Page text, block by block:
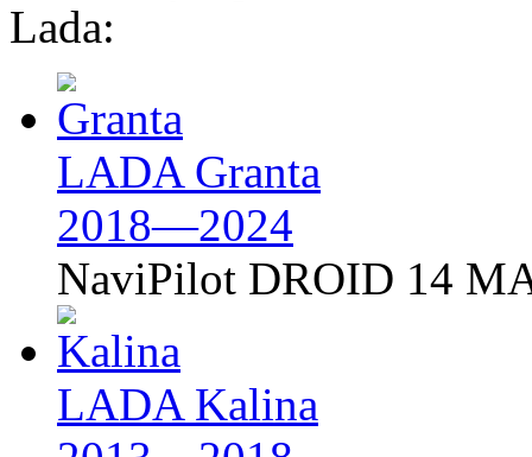
Lada:
LADA Granta
2018—2024
NaviPilot DROID 14
LADA Kalina